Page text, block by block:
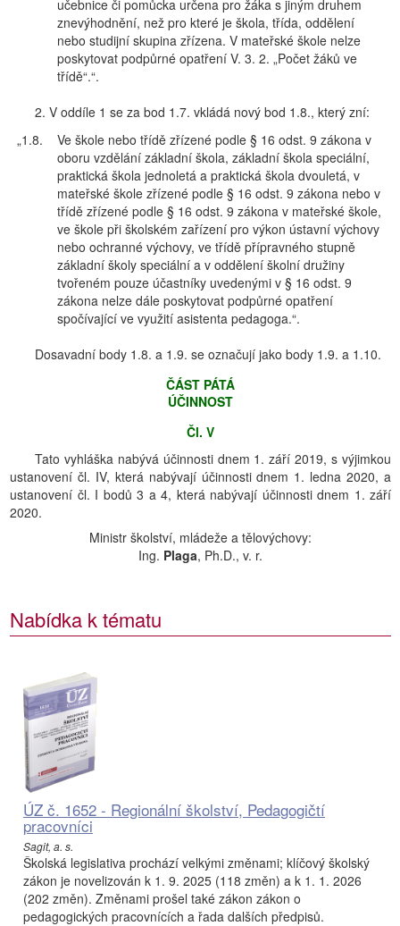
učebnice či pomůcka určena pro žáka s jiným druhem
znevýhodnění, než pro které je škola, třída, oddělení
nebo studijní skupina zřízena. V mateřské škole nelze
poskytovat podpůrné opatření V. 3. 2. „Počet žáků ve
třídě“.“.
2. V oddíle 1 se za bod 1.7. vkládá nový bod 1.8., který zní:
„1.8.
Ve škole nebo třídě zřízené podle § 16 odst. 9 zákona v
oboru vzdělání základní škola, základní škola speciální,
praktická škola jednoletá a praktická škola dvouletá, v
mateřské škole zřízené podle § 16 odst. 9 zákona nebo v
třídě zřízené podle § 16 odst. 9 zákona v mateřské škole,
ve škole při školském zařízení pro výkon ústavní výchovy
nebo ochranné výchovy, ve třídě přípravného stupně
základní školy speciální a v oddělení školní družiny
tvořeném pouze účastníky uvedenými v § 16 odst. 9
zákona nelze dále poskytovat podpůrné opatření
spočívající ve využití asistenta pedagoga.“.
Dosavadní body 1.8. a 1.9. se označují jako body 1.9. a 1.10.
ČÁST PÁTÁ
ÚČINNOST
Čl. V
Tato vyhláška nabývá účinnosti dnem 1. září 2019, s výjimkou
ustanovení čl. IV, která nabývají účinnosti dnem 1. ledna 2020, a
ustanovení čl. I bodů 3 a 4, která nabývají účinnosti dnem 1. září
2020.
Ministr školství, mládeže a tělovýchovy:
Ing. Plaga, Ph.D., v. r.
Nabídka k tématu
ÚZ č. 1652 - Regionální školství, Pedagogičtí
pracovníci
Sagit, a. s.
Školská legislativa prochází velkými změnami; klíčový školský
zákon je novelizován k 1. 9. 2025 (118 změn) a k 1. 1. 2026
(202 změn). Změnami prošel také zákon zákon o
pedagogických pracovnících a řada dalších předpisů.